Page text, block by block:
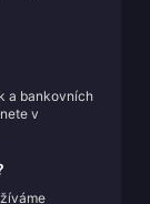
a bankovních
v